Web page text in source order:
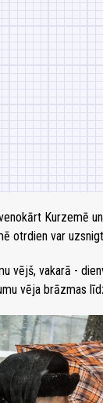
Kurzemē
otrdien var
vējš, vakarā -
vēja brāzmas